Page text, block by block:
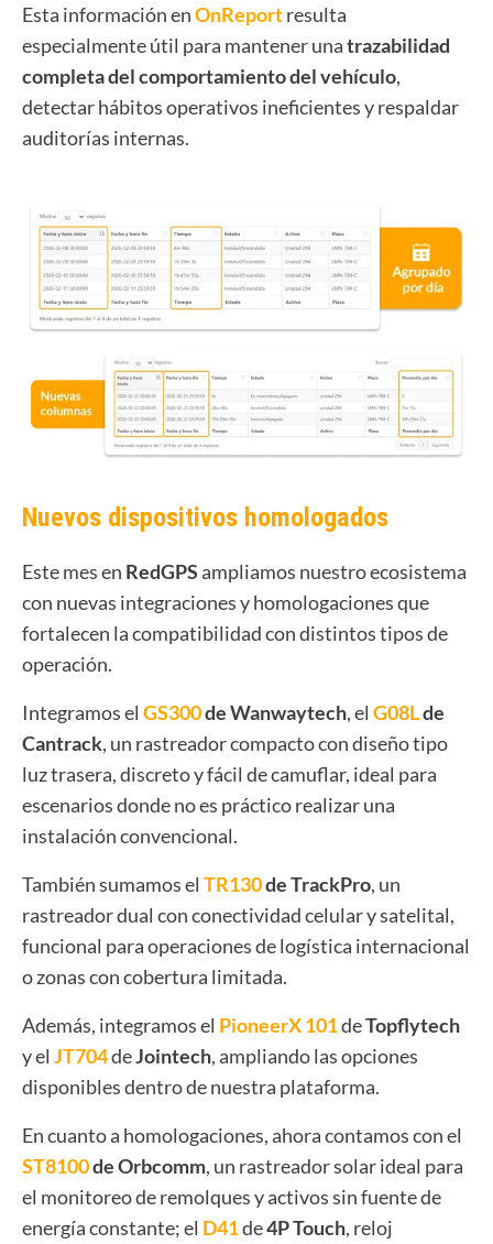
Esta información enOnReportresulta
especialmente útil para mantener unatrazabilidad
completa del comportamiento del vehículo,
detectar hábitos operativos ineficientes y respaldar
auditorías internas.
Nuevos dispositivos homologados
Este mes en RedGPSampliamos nuestro ecosistema
con nuevas integraciones y homologaciones que
fortalecen la compatibilidad con distintos tipos de
operación.
Integramos el GS300de Wanwaytech, el G08Lde
Cantrack, un rastreador compacto con diseño tipo
luz trasera, discreto y fácil de camuflar, ideal para
escenarios donde no es práctico realizar una
instalación convencional.
También sumamos el TR130de TrackPro, un
rastreador dual con conectividad celular y satelital,
funcional para operaciones de logística internacional
o zonas con cobertura limitada.
Además, integramos el PioneerX 101deTopflytech
y el JT704deJointech, ampliando las opciones
disponibles dentro de nuestra plataforma.
En cuanto a homologaciones, ahora contamos con el
ST8100de Orbcomm, un rastreador solar ideal para
el monitoreo de remolques y activos sin fuente de
energía constante; el D41de4P Touch, reloj